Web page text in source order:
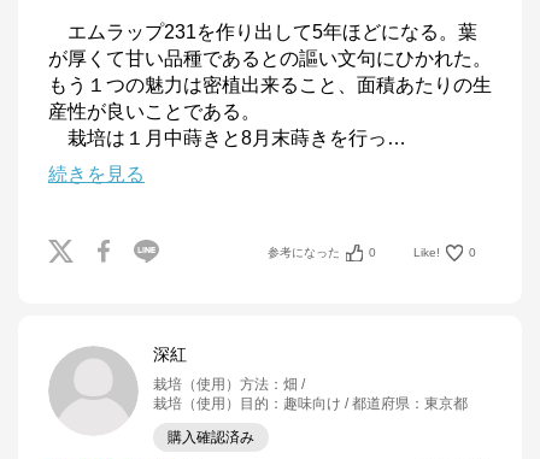
エムラップ231を作り出して5年ほどになる。葉
が厚くて甘い品種であるとの謳い文句にひかれた。
もう１つの魅力は密植出来ること、面積あたりの生
産性が良いことである。
栽培は１月中蒔きと8月末蒔きを行っ …
続きを見る
参考になった 0 Like! 0
深紅
栽培（使用）方法 ： 畑
栽培（使用）目的 ： 趣味向け 都道府県 ： 東京都
購入確認済み